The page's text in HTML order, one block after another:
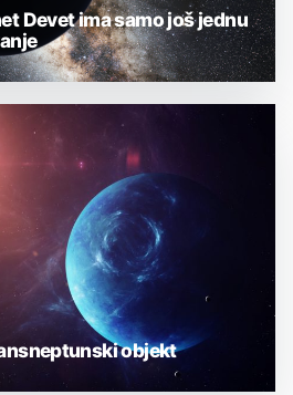
Devet ima samo još jednu
objekt